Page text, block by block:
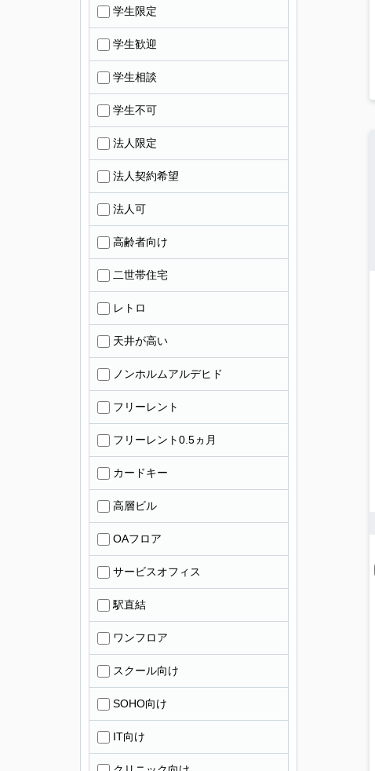
学生限定
学生歓迎
学生相談
学生不可
法人限定
法人契約希望
法人可
高齢者向け
二世帯住宅
レトロ
天井が高い
ノンホルムアルデヒド
フリーレント
フリーレント0.5ヵ月
カードキー
高層ビル
OAフロア
サービスオフィス
駅直結
ワンフロア
スクール向け
SOHO向け
IT向け